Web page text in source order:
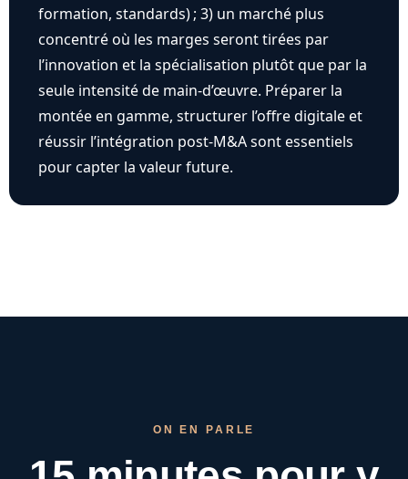
formation, standards) ; 3) un marché plus
concentré où les marges seront tirées par
l’innovation et la spécialisation plutôt que par la
seule intensité de main-d’œuvre. Préparer la
montée en gamme, structurer l’offre digitale et
réussir l’intégration post-M&A sont essentiels
pour capter la valeur future.
ON EN PARLE